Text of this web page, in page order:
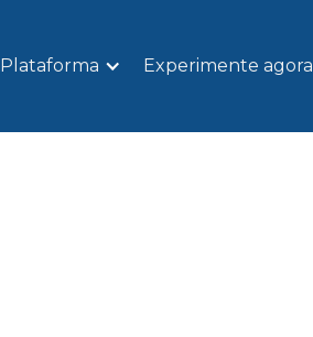
Plataforma Experimente agora